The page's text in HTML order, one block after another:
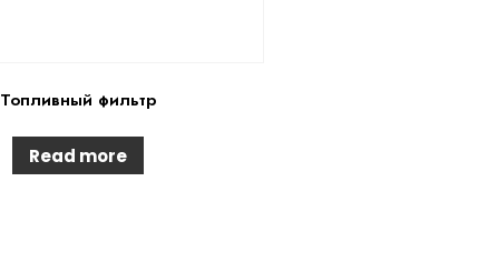
Топливный фильтр
Read more